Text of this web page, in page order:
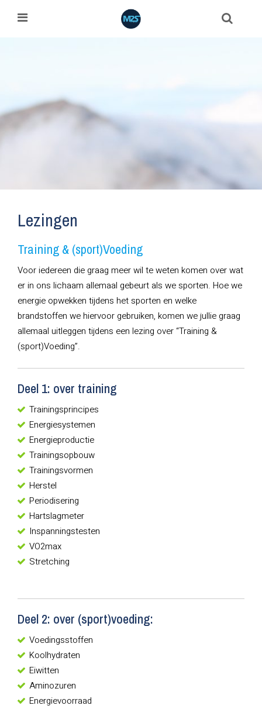
Lezingen
Training & (sport)Voeding
Voor iedereen die graag meer wil te weten komen over wat
er in ons lichaam allemaal gebeurt als we sporten. Hoe we
energie opwekken tijdens het sporten en welke
brandstoffen we hiervoor gebruiken, komen we jullie graag
allemaal uitleggen tijdens een lezing over “Training &
(sport)Voeding”.
Deel 1: over training
Trainingsprincipes
Energiesystemen
Energieproductie
Trainingsopbouw
Trainingsvormen
Herstel
Periodisering
Hartslagmeter
Inspanningstesten
VO2max
Stretching
Deel 2: over (sport)voeding:
Voedingsstoffen
Koolhydraten
Eiwitten
Aminozuren
Energievoorraad